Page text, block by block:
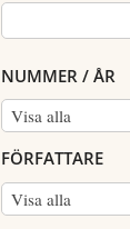
NUMMER / ÅR
Visa alla
N
M
M
FÖRFATTARE
Visa alla